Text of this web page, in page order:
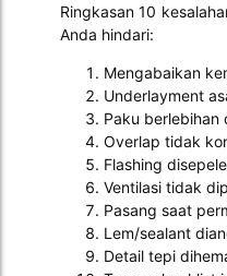
Ringkasan 10
Anda hindari:
Mengabaikan
Underlayment
Paku berlebihan
Overlap tidak
Flashing
Ventilasi tidak
Pasang saat
Lem/sealant
Detail tepi